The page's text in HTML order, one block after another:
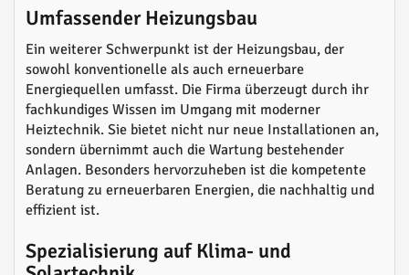
Umfassender Heizungsbau
Ein weiterer Schwerpunkt ist der Heizungsbau, der
sowohl konventionelle als auch erneuerbare
Energiequellen umfasst. Die Firma überzeugt durch ihr
fachkundiges Wissen im Umgang mit moderner
Heiztechnik. Sie bietet nicht nur neue Installationen an,
sondern übernimmt auch die Wartung bestehender
Anlagen. Besonders hervorzuheben ist die kompetente
Beratung zu erneuerbaren Energien, die nachhaltig und
effizient ist.
Spezialisierung auf Klima- und